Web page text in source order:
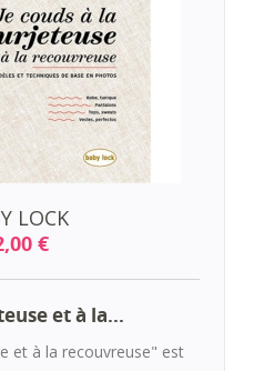
LOCK
€
et à la...
et à la recouvreuse" est